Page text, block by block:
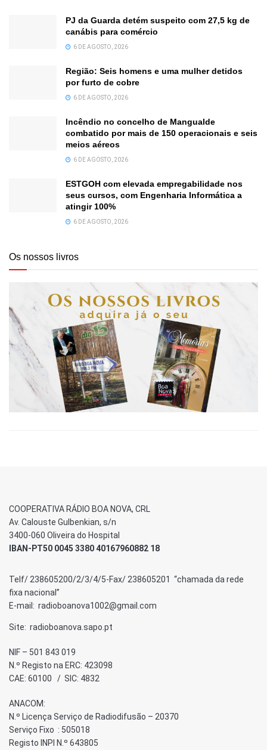
PJ da Guarda detém suspeito com 27,5 kg de
canábis para comércio
6 DE AGOSTO, 2026
Região: Seis homens e uma mulher detidos
por furto de cobre
6 DE AGOSTO, 2026
Incêndio no concelho de Mangualde
combatido por mais de 150 operacionais e seis
meios aéreos
6 DE AGOSTO, 2026
ESTGOH com elevada empregabilidade nos
seus cursos, com Engenharia Informática a
atingir 100%
6 DE AGOSTO, 2026
Os nossos livros
COOPERATIVA RÁDIO BOA NOVA, CRL
Av. Calouste Gulbenkian, s/n
3400-060 Oliveira do Hospital
IBAN-PT50 0045 3380 40167960882 18
Telf/ 238605200/2/3/4/5-Fax/ 238605201 “chamada da rede
fixa nacional”
E-mail: radioboanova1002@gmail.com
Site: radioboanova.sapo.pt
NIF – 501 843 019
N.º Registo na ERC: 423098
CAE: 60100 / SIC: 4832
ANACOM:
N.º Licença Serviço de Radiodifusão – 20370
Serviço Fixo : 505018
Registo INPI N.º 643805